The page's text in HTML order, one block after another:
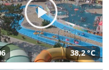
38,2 °C